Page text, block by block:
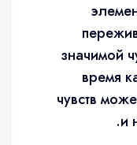
значимой
время
чувств
и